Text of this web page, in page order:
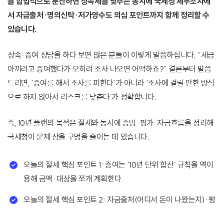
서 자금출처·명의신탁·저가양수도 의심 포인트까지 함께 정리할 수
있습니다.
상속·증여 상담을 하다 보면 많은 분들이 이렇게 말씀하십니다. “세금
아끼려고 증여했다가 오히려 조사 나오면 어떡하죠?” 결론부터 말씀
드리면, ‘증여를 해서 조사를 피한다’가 아니라 ‘조사에 걸릴 만한 방식
으로 하지 않아서 리스크를 낮춘다’가 정확합니다.
즉, 10년 플랜의 목적은 절세와 동시에 증빙·평가·자금흐름을 정리해
국세청이 문제 삼을 구멍을 줄이는 데 있습니다.
오늘의 절세 핵심 포인트 1: 증여는 ‘10년 단위 합산’ 규칙을 역이
용해 금액·대상을 쪼개 계획한다
오늘의 절세 핵심 포인트 2: 자금출처(어디서 돈이 나왔는지)·평